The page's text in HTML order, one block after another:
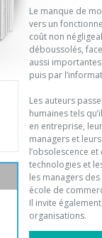
Le manque de
vers un
coût non
déboussolés,
aussi
puis par
Les auteurs
humaines tels
en entreprise,
managers et
l’obsolescence
technologies et
les managers
école de
Il invite
organisations.